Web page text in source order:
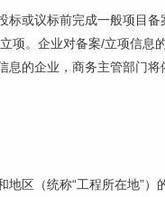
或议标前完成一般项目
项。企业对备案/立项信息
的企业，商务主管部门
区（统称“工程所在地”